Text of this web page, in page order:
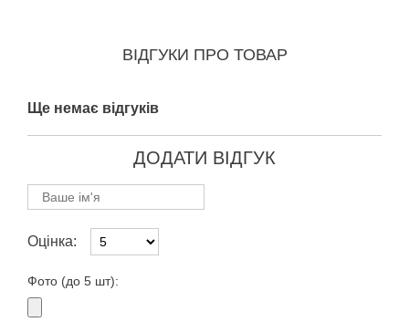
ВІДГУКИ ПРО ТОВАР
Ще немає відгуків
ДОДАТИ ВІДГУК
Оцінка:
Фото (до 5 шт):